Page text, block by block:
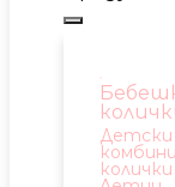
Детски
колички